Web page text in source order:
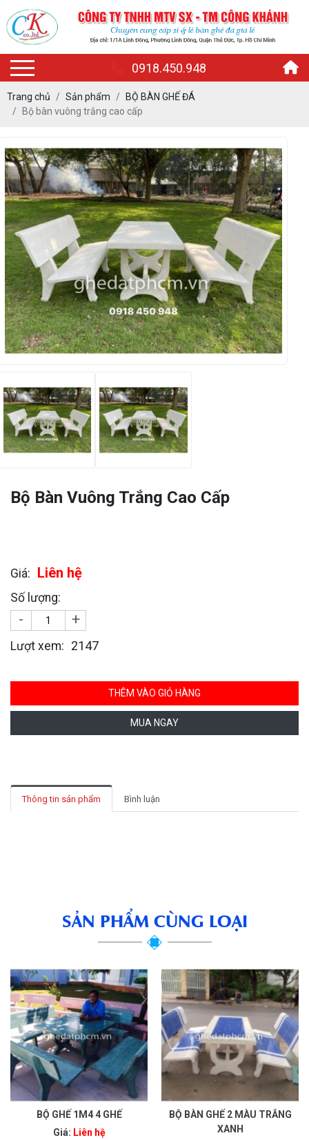
0918.450.948
Trang chủ Sản phẩm
BỘ BÀN GHẾ ĐÁ
Bộ bàn vuông trắng cao cấp
Bộ Bàn Vuông Trắng Cao Cấp
Giá: Liên hệ
Số lượng:
- +
Lượt xem: 2147
THÊM VÀO GIỎ HÀNG
MUA NGAY
Thông tin sản phẩm Bình luận
SẢN PHẨM CÙNG LOẠI
BỘ GHẾ 1M4 4 GHẾ
Giá: Liên hệ
BỘ BÀN GHẾ 2 MÀU TRẮNG
XANH